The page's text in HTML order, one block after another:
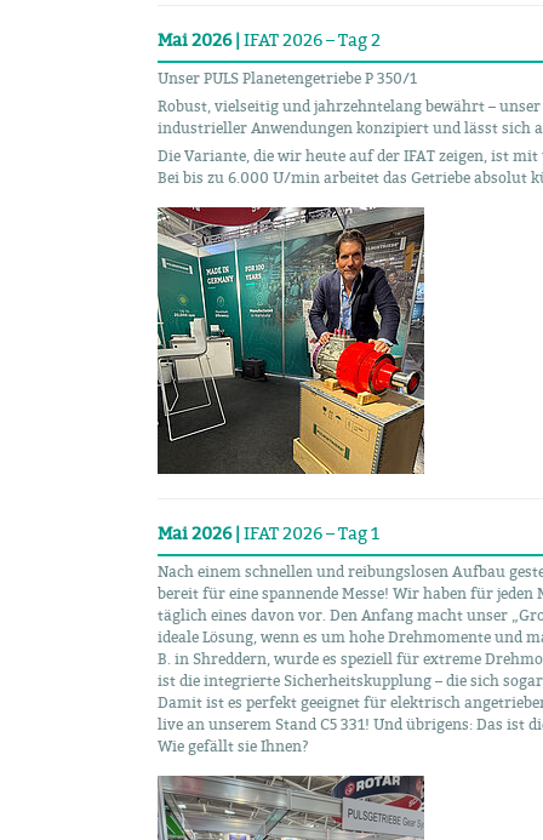
Mai 2026 | IFAT 2026 – Tag 2
Unser PULS Planetengetriebe P 350/1
Robust, vielseitig und jahrzehntelang bewährt –
industrieller Anwendungen konzipiert und lässt sich
Die Variante, die wir heute auf der IFAT zeigen, ist
Bei bis zu 6.000 U/min arbeitet das Getriebe absolut
Mai 2026 | IFAT 2026 – Tag 1
Nach einem schnellen und reibungslosen Aufbau
bereit für eine spannende Messe! Wir haben für jeden
täglich eines davon vor. Den Anfang macht unser
ideale Lösung, wenn es um hohe Drehmomente und
B. in Shreddern, wurde es speziell für extreme
ist die integrierte Sicherheitskupplung – die sich
Damit ist es perfekt geeignet für elektrisch
live an unserem Stand C5 331! Und übrigens: Das ist
Wie gefällt sie Ihnen?